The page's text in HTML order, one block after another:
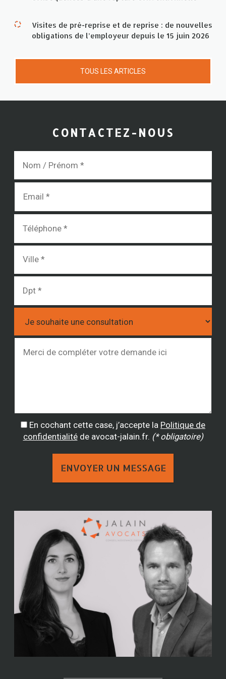
Visites de pré-reprise et de reprise : de nouvelles
obligations de l’employeur depuis le 15 juin 2026
TOUS LES ARTICLES
CONTACTEZ-NOUS
En cochant cette case, j’accepte la Politique de
confidentialitéde avocat-jalain.fr. (* obligatoire)